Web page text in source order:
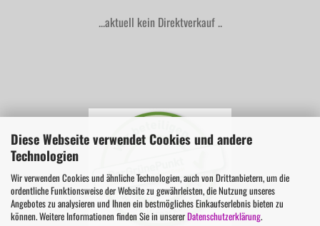
Diese Webseite verwendet Cookies und andere
Technologien
Wir verwenden Cookies und ähnliche Technologien, auch von Drittanbietern, um die
ordentliche Funktionsweise der Website zu gewährleisten, die Nutzung unseres
Angebotes zu analysieren und Ihnen ein bestmögliches Einkaufserlebnis bieten zu
können. Weitere Informationen finden Sie in unsererDatenschutzerklärung.
...aktuell kein Direktverkauf ..